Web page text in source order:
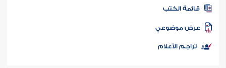
المكتبة
الكتب
موضوعي